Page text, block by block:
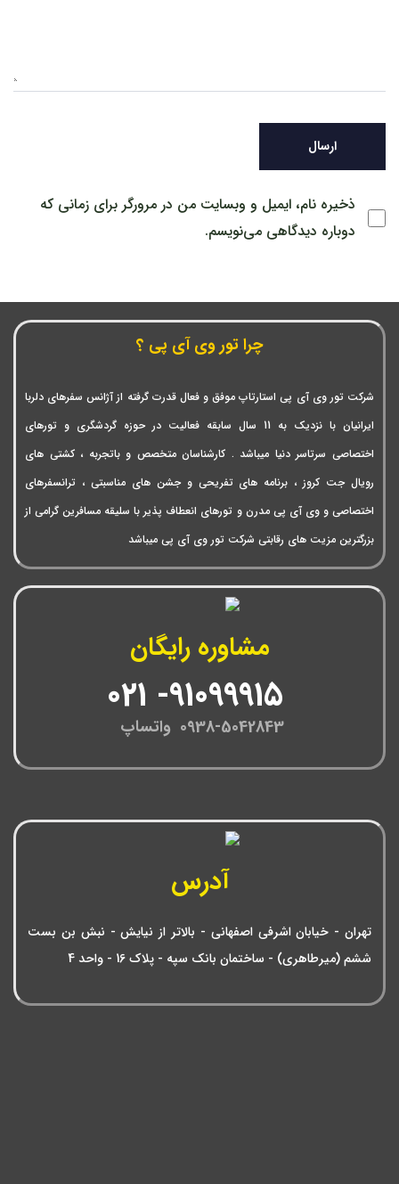
ذخیره نام، ایمیل و وبسایت من در مرورگر برای زمانی که
دوباره دیدگاهی می‌نویسم.
چرا تور وی آی پی ؟
شرکت تور وی آی پی استارتاپ موفق و فعال قدرت گرفته از آژانس سفرهای دلربا
ایرانیان با نزدیک به 11 سال سابقه فعالیت در حوزه گردشگری و تورهای
اختصاصی سرتاسر دنیا میباشد . کارشناسان متخصص و باتجربه ، کشتی های
رویال جت کروز ، برنامه های تفریحی و جشن های مناسبتی ، ترانسفرهای
اختصاصی و وی آی پی مدرن و تورهای انعطاف پذیر با سلیقه مسافرین گرامی از
بزرگترین مزیت های رقابتی شرکت تور وی آی پی میباشد
مشاوره رایگان
0938-5042843 واتساپ
آدرس
تهران - خیابان اشرفی اصفهانی - بالاتر از نیایش - نبش بن بست
ششم (میرطاهری) - ساختمان بانک سپه - پلاک 16 - واحد 4